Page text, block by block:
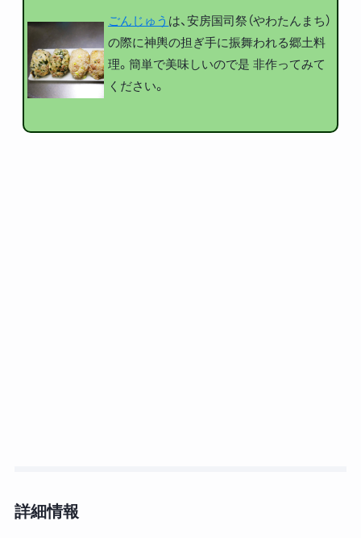
ごんじゅう は、安房国司祭（やわたんまち）
の際に神輿の担ぎ手に振舞われる郷土料
理。簡単で美味しいので是 非作ってみて
ください。
詳細情報